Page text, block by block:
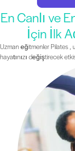
En Canlı ve
İçin İlk
Uzman eğitmenler Pilates ,
hayatınızı değiştirecek